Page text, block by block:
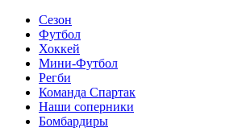
Сезон
Футбол
Хоккей
Мини-Футбол
Регби
Команда Спартак
Наши соперники
Бомбардиры